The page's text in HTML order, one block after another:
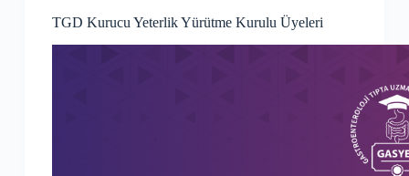
TGD Kurucu Yeterlik Yürütme Kurulu Üyeleri